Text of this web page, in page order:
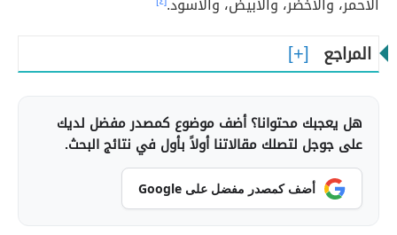
المراجع
هل يعجبك محتوانا؟ أضف موضوع كمصدر مفضل لديك
على جوجل لتصلك مقالاتنا أولاً بأول في نتائج البحث.
أضف كمصدر مفضل على Google